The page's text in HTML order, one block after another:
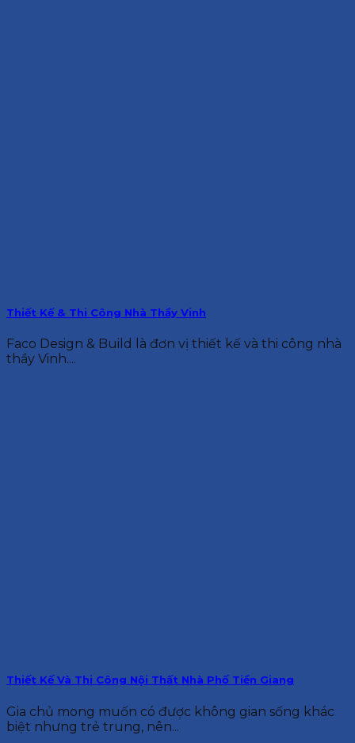
Thiết Kế & Thi Công Nhà Thầy Vinh
Faco Design & Build là đơn vị thiết kế và thi công nhà
thầy Vinh....
Thiết Kế Và Thi Công Nội Thất Nhà Phố Tiền Giang
Gia chủ mong muốn có được không gian sống khác
biệt nhưng trẻ trung, nên...